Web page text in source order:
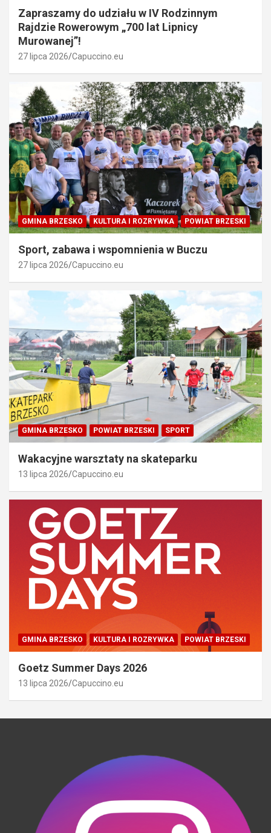
Zapraszamy do udziału w IV Rodzinnym
Rajdzie Rowerowym „700 lat Lipnicy
Murowanej”!
27 lipca 2026 Capuccino.eu
GMINA BRZESKO KULTURA I ROZRYWKA POWIAT BRZESKI
Sport, zabawa i wspomnienia w Buczu
27 lipca 2026 Capuccino.eu
GMINA BRZESKO POWIAT BRZESKI SPORT
Wakacyjne warsztaty na skateparku
13 lipca 2026 Capuccino.eu
GMINA BRZESKO KULTURA I ROZRYWKA POWIAT BRZESKI
Goetz Summer Days 2026
13 lipca 2026 Capuccino.eu